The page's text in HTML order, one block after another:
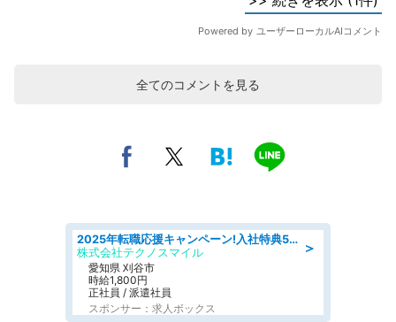
全てのコメントを見る
＞
2025年転職応援キャンペーン!入社特典58万円/デンソーで働こう!自動車工場で小型部品の検査業務 denso aichi
株式会社テクノスマイル
愛知県 刈谷市
時給1,800円
正社員 / 派遣社員
スポンサー：求人ボックス